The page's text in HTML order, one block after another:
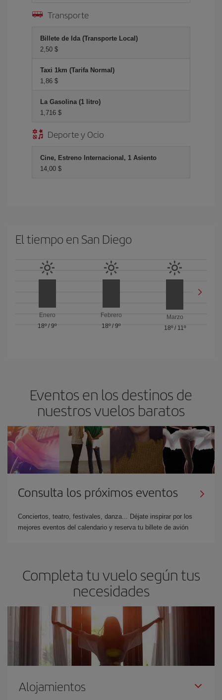
Transporte
Billete de Ida (Transporte Local)
2,50 $
Taxi 1km (Tarifa Normal)
1,86 $
La Gasolina (1 litro)
1,716 $
Deporte y Ocio
Cine, Estreno Internacional, 1 Asiento
14,00 $
El tiempo en San Diego
Enero
18º/9º
Febrero
18º/ 9º
Marzo
18º/ 11º
Eventos en los destinos de
nuestros vuelos baratos
Consulta los próximos eventos
Conciertos, teatro, festivales, danza... Déjate inspirar por los
mejores eventos del calendario y reserva tu billete de avión
Completa tu vuelo según tus
necesidades
Alojamientos